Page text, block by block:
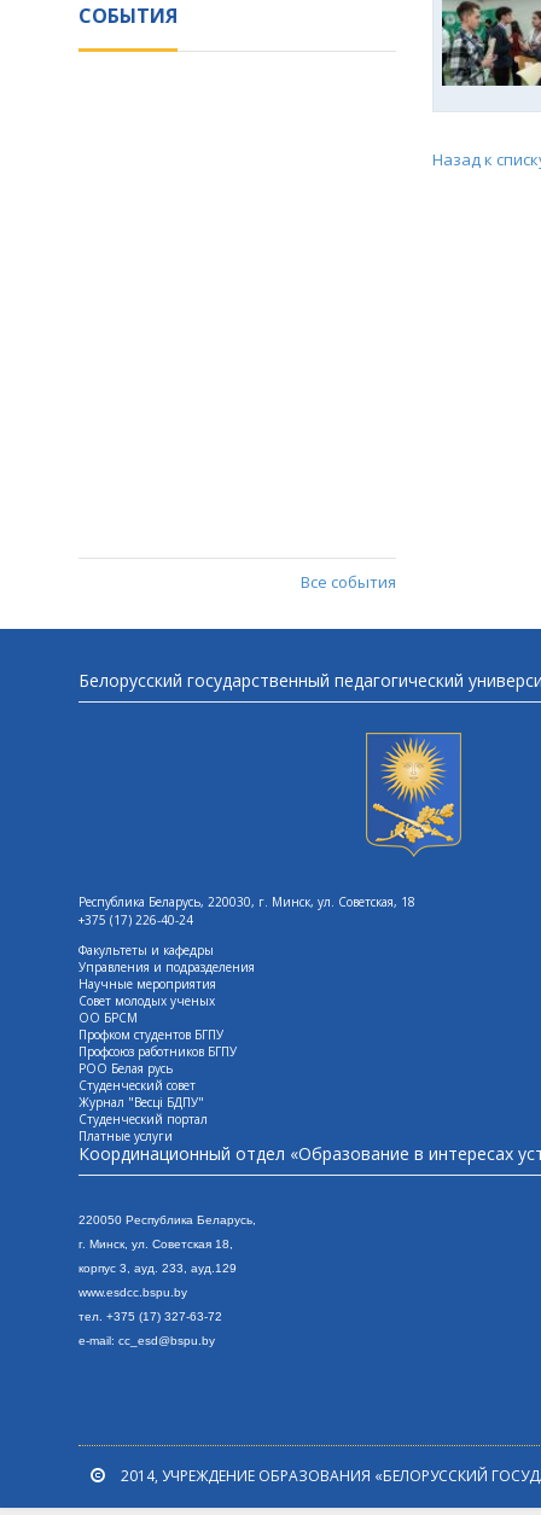
СОБЫТИЯ
Все события
Назад к
Белорусский государственный педагогический
Республика Беларусь, 220030, г. Минск, ул. Советская, 18
+375 (17) 226-40-24
Факультеты и кафедры
Управления и подразделения
Научные мероприятия
Совет молодых ученых
ОО БРСМ
Профком студентов БГПУ
Профсоюз работников БГПУ
РОО Белая русь
Студенческий совет
Журнал "Весцi БДПУ"
Студенческий портал
Платные услуги
Координационный отдел «Образование в интересах
220050 Республика Беларусь,
г. Минск, ул. Советская 18,
корпус 3, ауд. 233, ауд.129
www.esdcc.bspu.by
тел. +375 (17) 327-63-72
e-mail: cc_esd@bspu.by
2014, УЧРЕЖДЕНИЕ ОБРАЗОВАНИЯ «БЕЛОРУССКИЙ